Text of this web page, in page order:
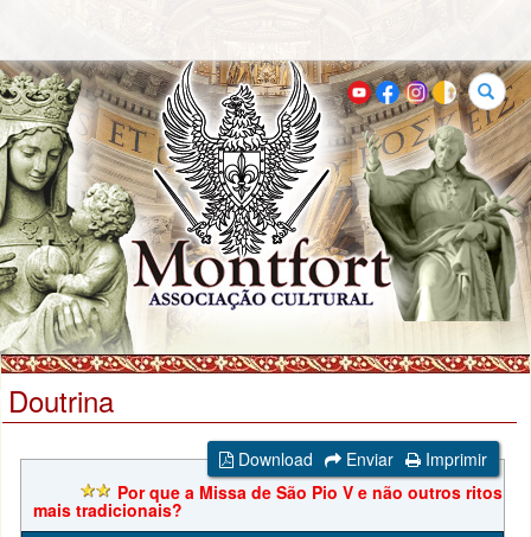
Buscar
Doutrina
Download Enviar
Imprimir
Por que a Missa de São Pio V e não outros ritos
mais tradicionais?